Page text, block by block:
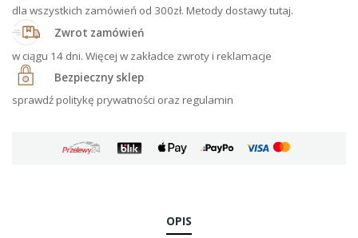
dla wszystkich zamówień od 300zł. Metody dostawy tutaj.
Zwrot zamówień
w ciągu 14 dni. Więcej w zakładce zwroty i reklamacje
Bezpieczny sklep
sprawdź politykę prywatności oraz regulamin
OPIS